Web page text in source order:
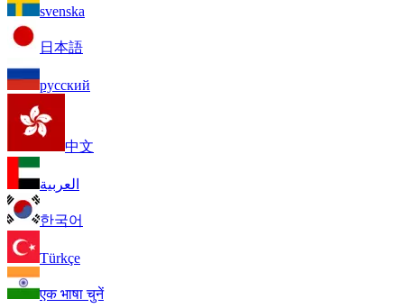
svenska
日本語
русский
中文
العربية
한국어
Türkçe
एक भाषा चुनें